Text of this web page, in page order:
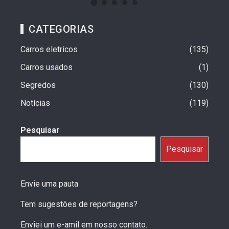
CATEGORIAS
Carros eletricos
135
Carros usados
1
Segredos
130
Notícias
119
Pesquisar
Pesquisar
Envie uma pauta
Tem sugestões de reportagens?
Enviei um e-amil em nosso contato.